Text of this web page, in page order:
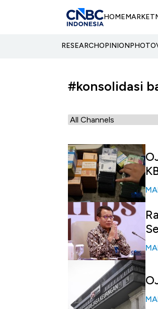
HOMEMARKET
RESEARCHOPINIONPHOTO
#konsolidasi